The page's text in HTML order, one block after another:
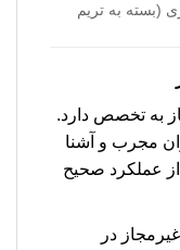
(بسته به تریم
به تخصص دارد.
مجرب و آشنا
عملکرد صحیح
در